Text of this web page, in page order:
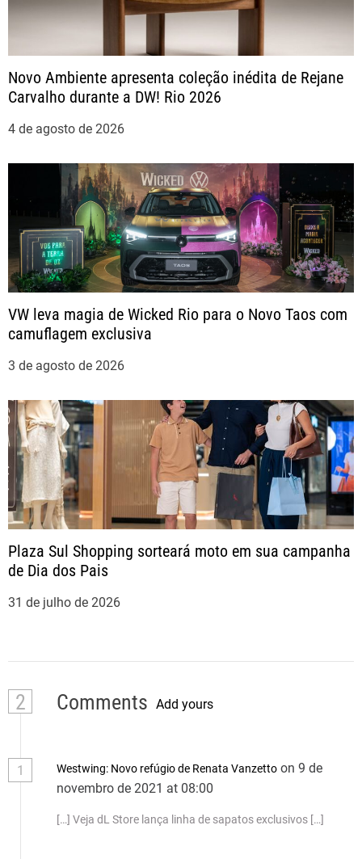
ã
o
d
e
o
s
t
Novo Ambiente apresenta coleção inédita de Rejane
Carvalho durante a DW! Rio 2026
4 de agosto de 2026
VW leva magia de Wicked Rio para o Novo Taos com
camuflagem exclusiva
3 de agosto de 2026
Plaza Sul Shopping sorteará moto em sua campanha
de Dia dos Pais
31 de julho de 2026
2 Comments Add yours
1 Westwing: Novo refúgio de Renata Vanzetto on 9 de
novembro de 2021 at 08:00
[…] Veja dL Store lança linha de sapatos exclusivos […]